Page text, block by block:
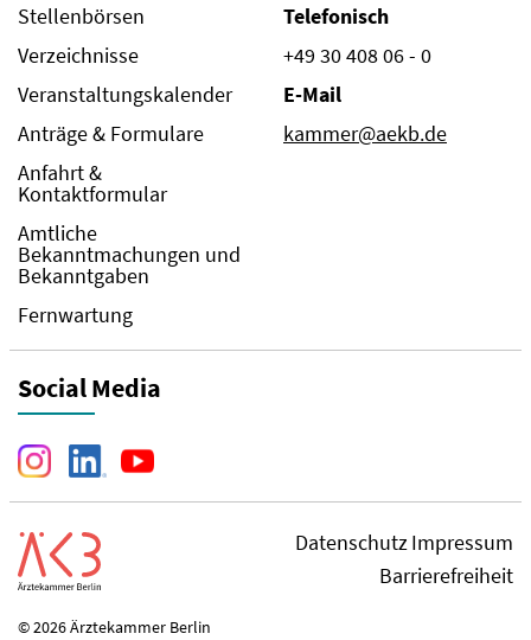
Stellenbörsen
Verzeichnisse
Veranstaltungskalender
Anträge & Formulare
Anfahrt &
Kontaktformular
Amtliche
Bekanntmachungen und
Bekanntgaben
Fernwartung
Telefonisch
+49 30 408 06 - 0
E-Mail
kammer@aekb.de
Social Media
DatenschutzImpressum
Barrierefreiheit
© 2026 Ärztekammer Berlin